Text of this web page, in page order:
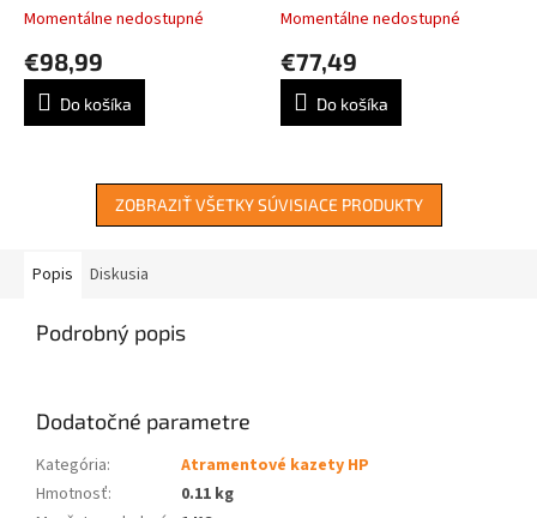
X451dw/X476dw/ X551dw
Momentálne nedostupné
€98,99
Do košíka
za C2P42AE
Momentálne nedostupné
€77,49
Do košíka
ZOBRAZIŤ VŠETKY SÚVISIACE PRODUKTY
Popis Diskusia
Podrobný popis
Dodatočné parametre
Kategória:
Atramentové kazety HP
Hmotnosť:
0.11 kg